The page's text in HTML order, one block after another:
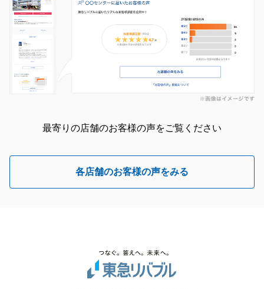
最寄りの店舗のお客様の声をご覧ください
各店舗のお客様の声をみる